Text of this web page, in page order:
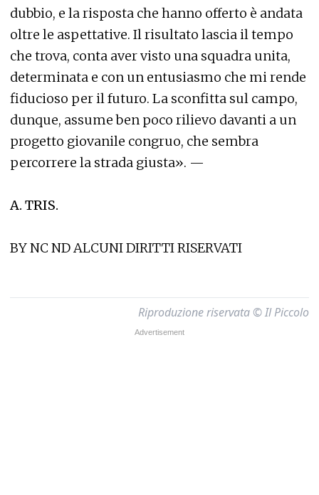
dubbio, e la risposta che hanno offerto è andata
oltre le aspettative. Il risultato lascia il tempo
che trova, conta aver visto una squadra unita,
determinata e con un entusiasmo che mi rende
fiducioso per il futuro. La sconfitta sul campo,
dunque, assume ben poco rilievo davanti a un
progetto giovanile congruo, che sembra
percorrere la strada giusta». —
A. TRIS.
BY NC ND ALCUNI DIRITTI RISERVATI
Riproduzione riservata © Il Piccolo